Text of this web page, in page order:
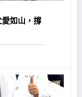
如山，撐